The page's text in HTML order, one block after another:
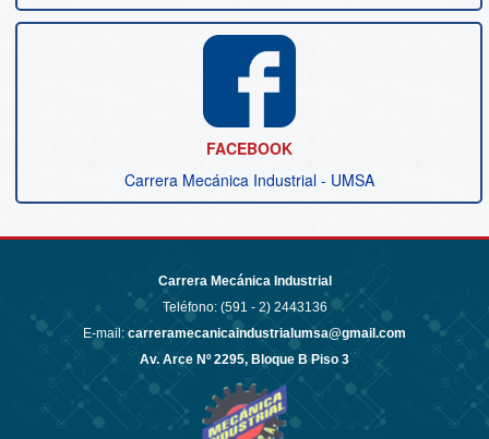
FACEBOOK
Carrera Mecánica Industrial - UMSA
Carrera Mecánica Industrial
Teléfono: (591 - 2) 2443136
E-mail: carreramecanicaindustrialumsa@gmail.com
Av. Arce Nº 2295, Bloque B Piso 3